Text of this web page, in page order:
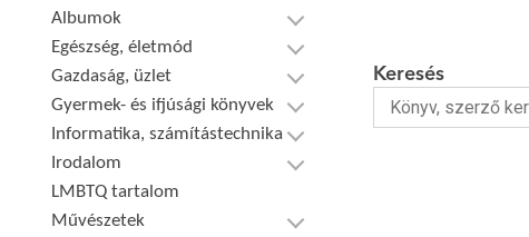
Albumok
Egészség, életmód
Gazdaság, üzlet
Gyermek- és ifjúsági könyvek
Informatika, számítástechnika
Irodalom
LMBTQ tartalom
Művészetek
Keresés